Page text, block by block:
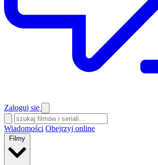
Zaloguj się
Wiadomości Obejrzyj online
Filmy